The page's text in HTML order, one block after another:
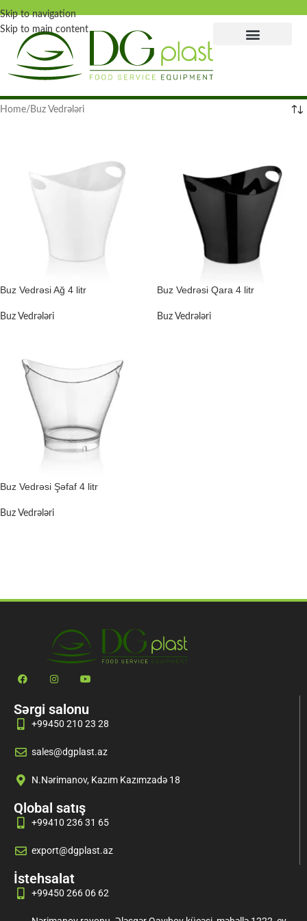
Skip to navigation
Skip to main content
Home Buz Vedrələri
Buz Vedrəsi Ağ 4 litr
Buz Vedrələri
Buz Vedrəsi Qara 4 litr
Buz Vedrələri
Buz Vedrəsi Şəfaf 4 litr
Buz Vedrələri
Sərgi salonu
+99450 210 23 28
sales@dgplast.az
N.Nərimanov, Kazım Kazımzadə 18
Qlobal satış
+99410 236 31 65
export@dgplast.az
İstehsalat
+99450 266 06 62